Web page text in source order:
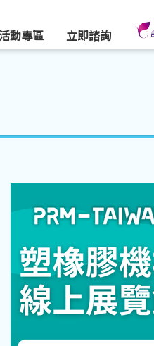
動專區 立即諮詢